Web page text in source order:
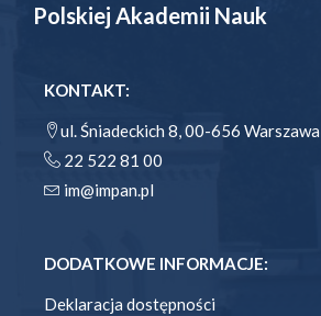
Polskiej Akademii Nauk
KONTAKT:
ul. Śniadeckich 8, 00-656 Warszawa
22 522 81 00
im@impan.pl
DODATKOWE INFORMACJE:
Deklaracja dostępności